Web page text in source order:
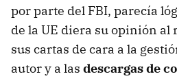
por parte del FBI, parecía
de la UE diera su opinión al
sus cartas de cara a la
autor y a las descargas de